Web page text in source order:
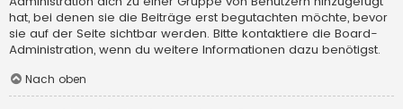
hat, bei denen sie die Beiträge erst begutachten möchte, bevor
sie auf der Seite sichtbar werden. Bitte kontaktiere die Board-
Administration, wenn du weitere Informationen dazu benötigst.
Nach oben